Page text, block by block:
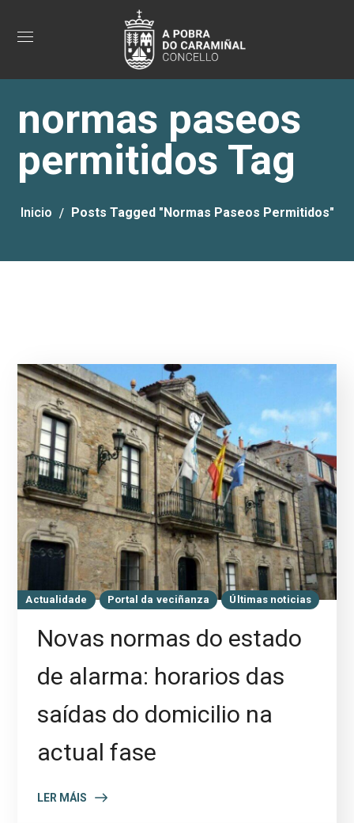
normas paseos
permitidos Tag
Inicio Posts Tagged "normas Paseos Permitidos"
Actualidade Portal da veciñanza Últimas noticias
Novas normas do estado
de alarma: horarios das
saídas do domicilio na
actual fase
LER MÁIS